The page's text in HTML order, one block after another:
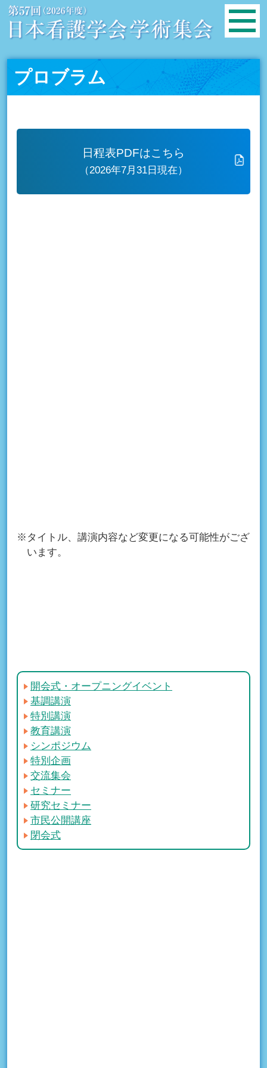
プロブラム
日程表PDFはこちら
（2026年7月31日現在）
※タイトル、講演内容など変更になる可能性がござ
います。
開会式・オープニングイベント
基調講演
特別講演
教育講演
シンポジウム
特別企画
交流集会
セミナー
研究セミナー
市民公開講座
閉会式